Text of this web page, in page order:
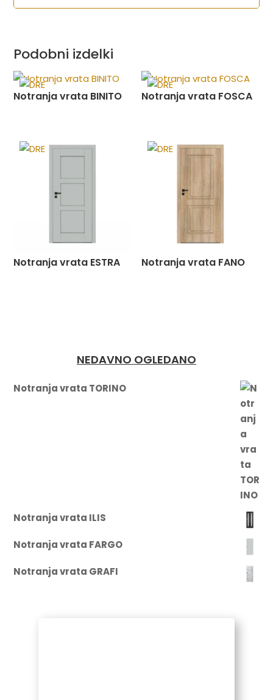
Podobni izdelki
Notranja vrata BINITO Notranja vrata FOSCA
Notranja vrata ESTRA Notranja vrata FANO
NEDAVNO OGLEDANO
Notranja vrata TORINO
Notranja vrata ILIS
Notranja vrata FARGO
Notranja vrata GRAFI